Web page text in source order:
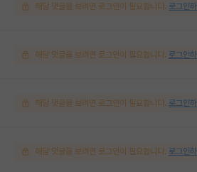
해당 댓글을 보려면 로그인이 필요합니다. 로그인하
해당 댓글을 보려면 로그인이 필요합니다. 로그인하
해당 댓글을 보려면 로그인이 필요합니다. 로그인하
해당 댓글을 보려면 로그인이 필요합니다. 로그인하